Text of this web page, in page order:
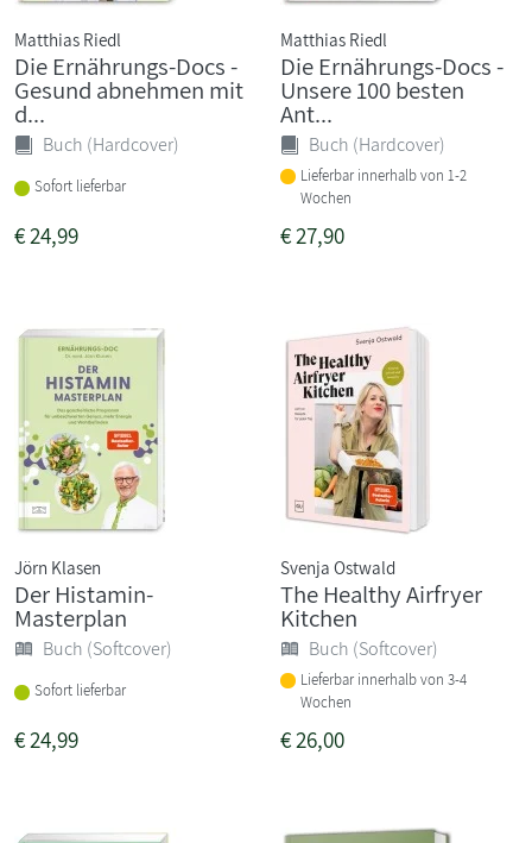
Matthias Riedl
Die Ernährungs-Docs -
Gesund abnehmen mit
d...
Buch (Hardcover)
Sofort lieferbar
€24,99
Matthias Riedl
Die Ernährungs-Docs -
Unsere 100 besten
Ant...
Buch (Hardcover)
Lieferbar innerhalb von 1-2
Wochen
€27,90
Jörn Klasen
Der Histamin-
Masterplan
Buch (Softcover)
Sofort lieferbar
€24,99
Svenja Ostwald
The Healthy Airfryer
Kitchen
Buch (Softcover)
Lieferbar innerhalb von 3-4
Wochen
€26,00